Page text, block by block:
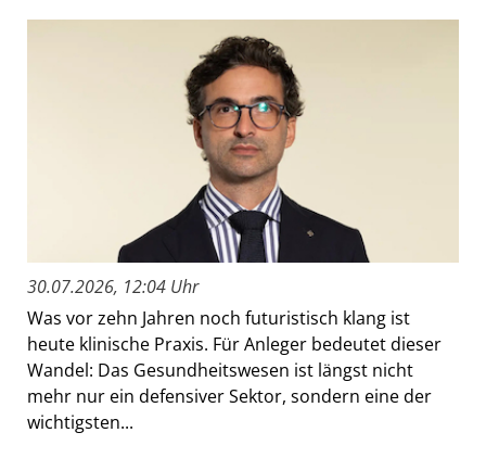
30.07.2026, 12:04 Uhr
Was vor zehn Jahren noch futuristisch klang ist
heute klinische Praxis. Für Anleger bedeutet dieser
Wandel: Das Gesundheitswesen ist längst nicht
mehr nur ein defensiver Sektor, sondern eine der
wichtigsten...